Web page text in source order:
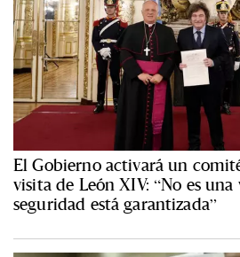
El Gobierno activará un
visita de León XIV: “No es
seguridad está garantizada”